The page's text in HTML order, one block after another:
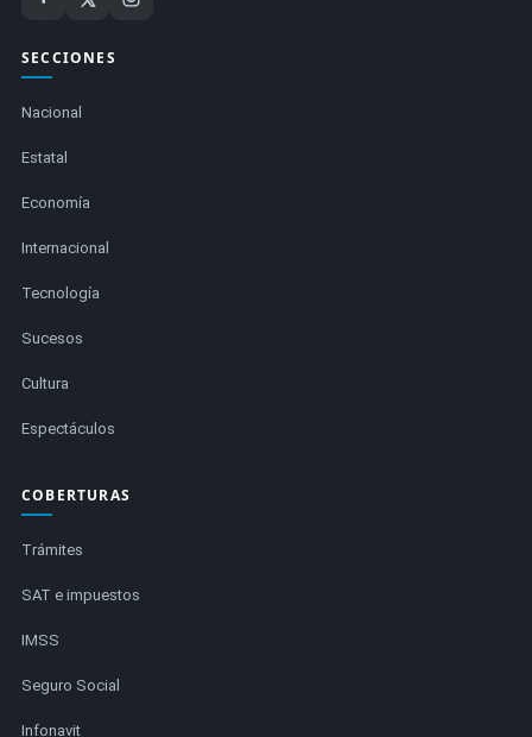
SECCIONES
Nacional
Estatal
Economía
Internacional
Tecnología
Sucesos
Cultura
Espectáculos
COBERTURAS
Trámites
SAT e impuestos
IMSS
Seguro Social
Infonavit